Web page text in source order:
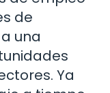
de
una
Ya